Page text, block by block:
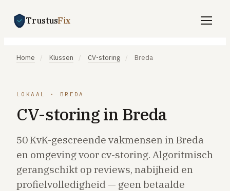
TrustusFix
Gratis offertes aanvragen
Klussen
SPOED 24/7
Airco-storing
Warmtepomp-storing
Lekkage
Home / Klussen / CV-storing / Breda
LOKAAL · BREDA
CV-storing in Breda
50 KvK-gescreende vakmensen in Breda
en omgeving voor cv-storing. Algoritmisch
gerangschikt op reviews, nabijheid en
profielvolledigheid — geen betaalde